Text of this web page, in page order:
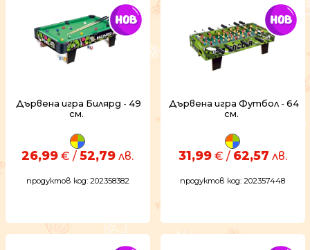
Дървена игра Билярд - 49
см.
26,99 € / 52,79 лв.
продуктов код: 202358382
Дървена игра Футбол - 64
см.
31,99€ / 62,57 лв.
продуктов код: 202357448